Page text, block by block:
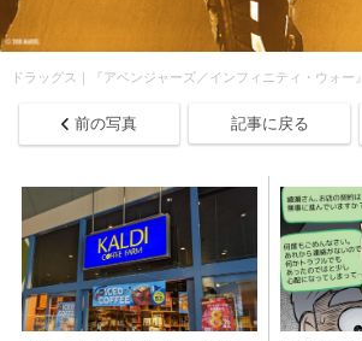
ドラッグス｜『アベンジャーズ／インフィニティ・ウォー』
前の写真 記事に戻る